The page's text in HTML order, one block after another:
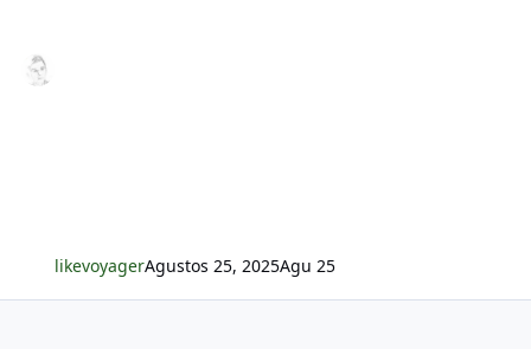
likevoyagerAgustos 25, 2025Agu 25